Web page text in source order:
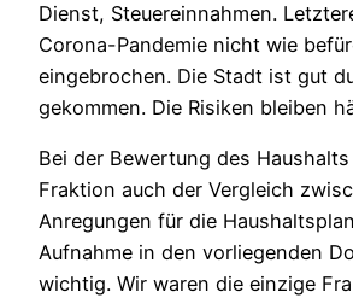
Dienst, Steuereinnahmen.
Corona-Pandemie nicht wie
eingebrochen. Die Stadt ist gut
gekommen. Die Risiken bleiben
Bei der Bewertung des
Fraktion auch der Vergleich
Anregungen für die
Aufnahme in den vorliegenden
wichtig. Wir waren die einzige